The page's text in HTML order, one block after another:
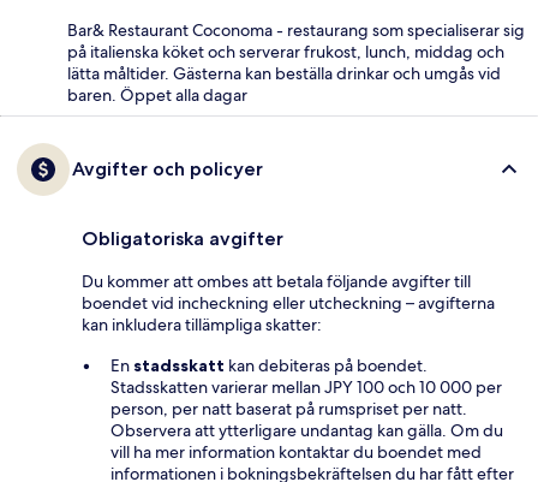
Bar& Restaurant Coconoma - restaurang som specialiserar sig
på italienska köket och serverar frukost, lunch, middag och
lätta måltider. Gästerna kan beställa drinkar och umgås vid
baren. Öppet alla dagar
Avgifter och policyer
Obligatoriska avgifter
Du kommer att ombes att betala följande avgifter till
boendet vid incheckning eller utcheckning – avgifterna
kan inkludera tillämpliga skatter:
En stadsskatt kan debiteras på boendet.
Stadsskatten varierar mellan JPY 100 och 10 000 per
person, per natt baserat på rumspriset per natt.
Observera att ytterligare undantag kan gälla. Om du
vill ha mer information kontaktar du boendet med
informationen i bokningsbekräftelsen du har fått efter